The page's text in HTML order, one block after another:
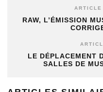
ARTICLE
RAW, L’ÉMISSION
LE DÉPLACEMENT
SALLES DE